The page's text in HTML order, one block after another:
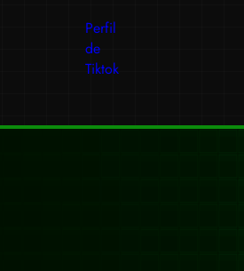
Perfil
de
Tiktok